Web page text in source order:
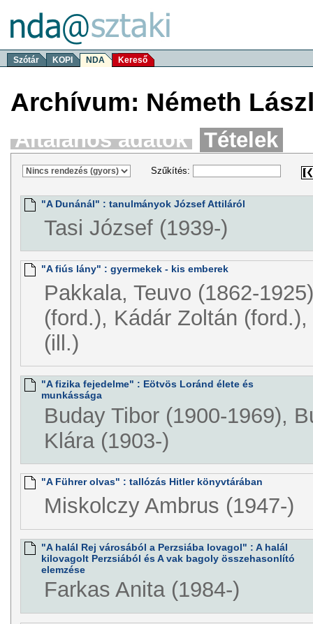
Szótár KOPI NDA Kereső
Archívum: Németh
Általános adatok Tételek
Szűkítés:
"A Dunánál" : tanulmányok József Attiláról
Tasi József (1939-)
"A fiús lány" : gyermekek - kis emberek
Pakkala, Teuvo (1862-
(ford.), Kádár Zoltán
(ill.)
"A fizika fejedelme" : Eötvös Loránd élete és
munkássága
Buday Tibor (1900-1969),
Klára (1903-)
"A Führer olvas" : tallózás Hitler könyvtárában
Miskolczy Ambrus (1947-)
"A halál Rej városából a Perzsiába lovagol" : A halál
kilovagolt Perzsiából és A vak bagoly összehasonlító
elemzése
Farkas Anita (1984-)